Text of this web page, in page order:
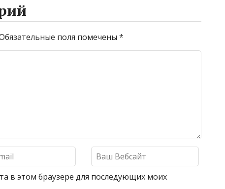
поля помечены *
в этом браузере для последующих моих